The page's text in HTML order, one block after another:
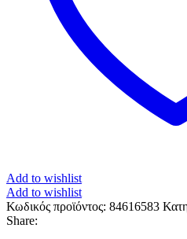
Add to wishlist
Add to wishlist
Κωδικός προϊόντος: 84616583
Share: